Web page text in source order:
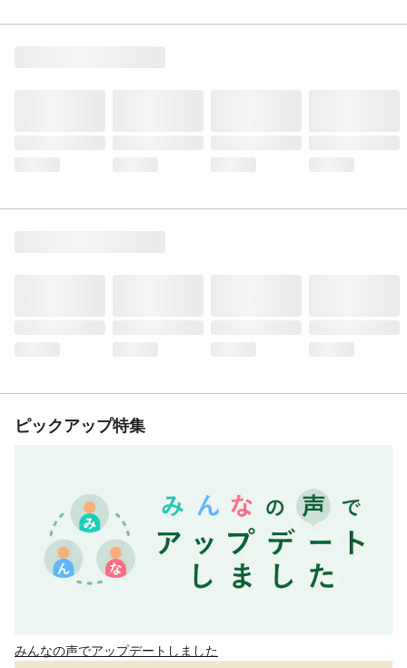
ピックアップ特集
みんなの声でアップデートしました